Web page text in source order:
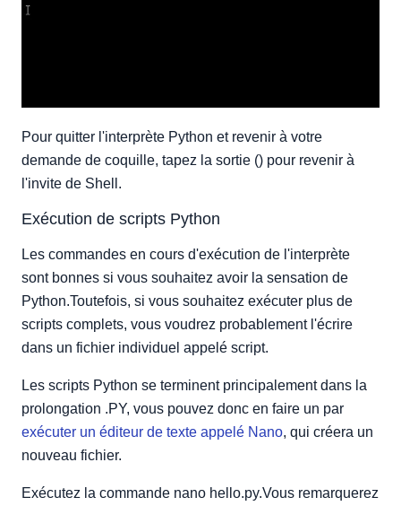
Pour quitter l'interprète Python et revenir à votre
demande de coquille, tapez la sortie () pour revenir à
l'invite de Shell.
Exécution de scripts Python
Les commandes en cours d'exécution de l'interprète
sont bonnes si vous souhaitez avoir la sensation de
Python.Toutefois, si vous souhaitez exécuter plus de
scripts complets, vous voudrez probablement l'écrire
dans un fichier individuel appelé script.
Les scripts Python se terminent principalement dans la
prolongation .PY, vous pouvez donc en faire un par
exécuter un éditeur de texte appelé Nano, qui créera un
nouveau fichier.
Exécutez la commande nano hello.py.Vous remarquerez